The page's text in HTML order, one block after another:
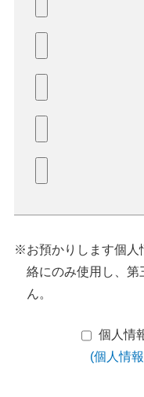
※お預かりします個人
絡にのみ使用し、第
ん。
個人情
(個人情